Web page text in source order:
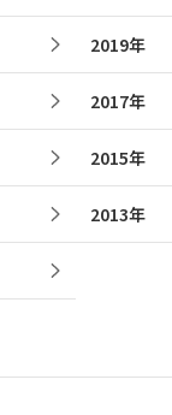
2019年
2017年
2015年
2013年